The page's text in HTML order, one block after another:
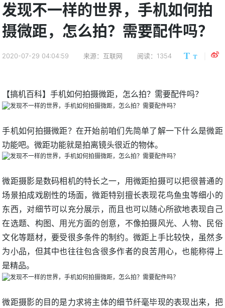
发现不一样的世界，手机如何拍
摄微距，怎么拍？需要配件吗？
2020-07-29 04:04:59 来源：互联网 阅读：1354
【搞机百科】手机如何拍摄微距，怎么拍？需要配件吗？
手机如何拍摄微距？在开始前咱们先简单了解一下什么是微距
功能吧。微距功能就是拍离镜头很近的物体。
微距摄影是数码相机的特长之一，用微距拍摄可以把很普通的
场景拍成戏剧性的场面，微距特别擅长表现花鸟鱼虫等细小的
东西，对细节可以充分展示，而且也可以随心所欲地表现自己
在选题、构图、用光方面的创意，不像拍摄风光、人物、民俗
文化等题材，要受很多条件的制约。微距上手比较快，虽然多
为小品，但其中也往往包含很多作者的良苦用心，也能称得上
是精品。
微距摄影的目的是力求将主体的细节纤毫毕现的表现出来，把